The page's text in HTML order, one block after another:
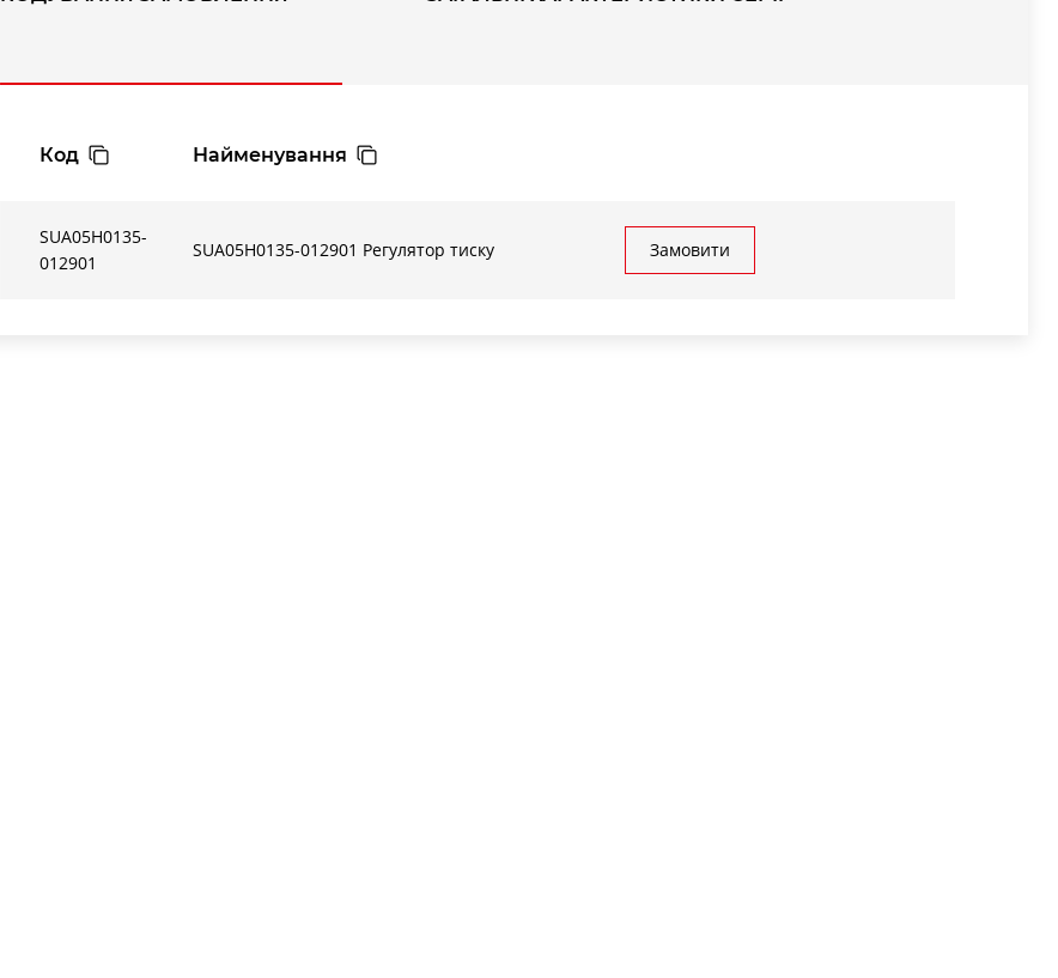
Код Найменування
SUA05H0135-
012901
SUA05H0135-012901 Регулятор тиску Замовити